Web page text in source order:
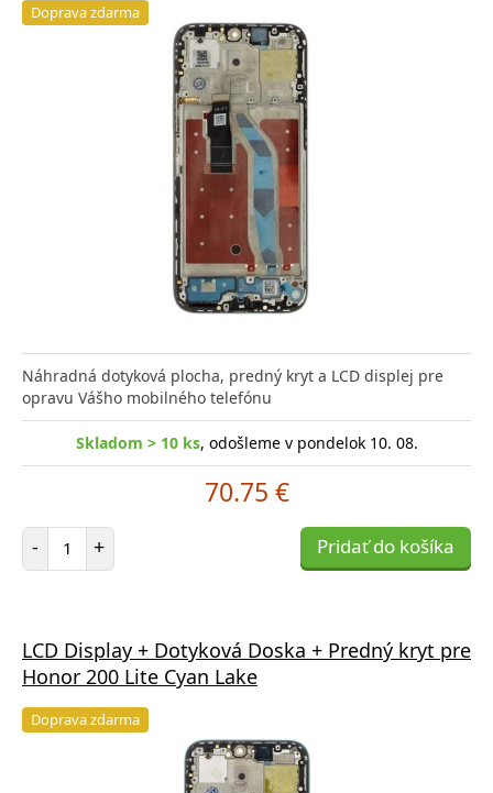
Doprava zdarma
Náhradná dotyková plocha, predný kryt a LCD displej pre
opravu Vášho mobilného telefónu
Skladom > 10 ks, odošleme v pondelok 10. 08.
70.75 €
- Počet položiek
+ Pridať do košíka
LCD Display + Dotyková Doska + Predný kryt pre
Honor 200 Lite Cyan Lake
Doprava zdarma